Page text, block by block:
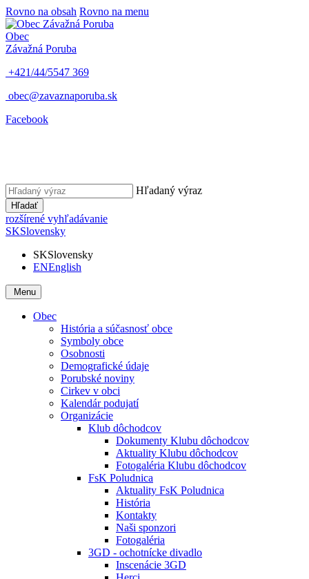
Rovno na obsah Rovno na menu
Obec
Závažná Poruba
+421/44/5547 369
obec@zavaznaporuba.sk
Facebook
Hľadaný výraz
Hľadať
rozšírené vyhľadávanie
SKSlovensky
SKSlovensky
ENEnglish
Menu
Obec
História a súčasnosť obce
Symboly obce
Osobnosti
Demografické údaje
Porubské noviny
Cirkev v obci
Kalendár podujatí
Organizácie
Klub dôchodcov
Dokumenty Klubu dôchodcov
Aktuality Klubu dôchodcov
Fotogaléria Klubu dôchodcov
FsK Poludnica
Aktuality FsK Poludnica
História
Kontakty
Naši sponzori
Fotogaléria
3GD - ochotnícke divadlo
Inscenácie 3GD